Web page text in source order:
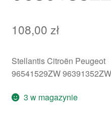
108,00 zł
Stellantis Citroën Peugeot
96541529ZW
3 w magazynie